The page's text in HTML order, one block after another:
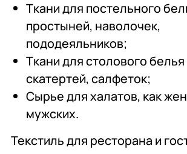
Ткани для постельного
простыней, наволочек,
пододеяльников;
Ткани для столового белья
скатертей, салфеток;
Сырье для халатов, как
мужских.
Текстиль для ресторана и